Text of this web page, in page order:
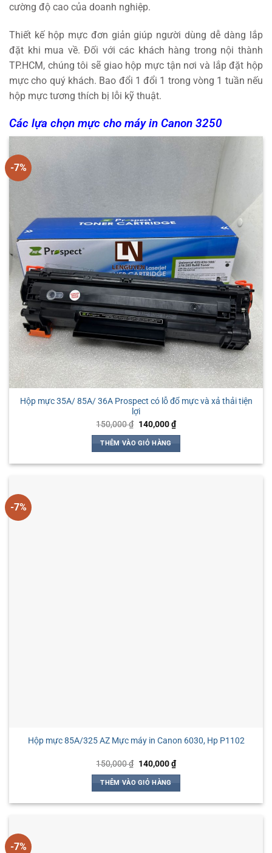
cường độ cao của doanh nghiệp.
Thiết kế hộp mực đơn giản giúp người dùng dễ dàng lắp
đặt khi mua về. Đối với các khách hàng trong nội thành
TP.HCM, chúng tôi sẽ giao hộp mực tận nơi và lắp đặt hộp
mực cho quý khách. Bao đổi 1 đổi 1 trong vòng 1 tuần nếu
hộp mực tương thích bị lỗi kỹ thuật.
Các lựa chọn mực cho máy in Canon 3250
-7%
Hộp mực 35A/ 85A/ 36A Prospect có lỗ đổ mực và xả thải tiện
lợi
150,000₫ Giá
là:
150,000 ₫.
140,000₫Giá
hiện
140,000 ₫.
THÊM VÀO GIỎ HÀNG
-7%
Hộp mực 85A/325 AZ Mực máy in Canon 6030, Hp P1102
150,000₫ Giá
là:
150,000 ₫.
140,000₫Giá
hiện
140,000 ₫.
THÊM VÀO GIỎ HÀNG
-7%